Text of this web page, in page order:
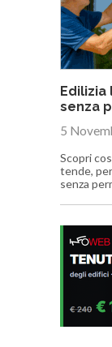
Edilizia
senza
5
Scopri
tende,
senza